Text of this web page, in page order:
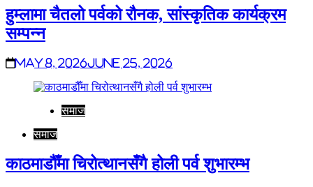
हुम्लामा चैतलो पर्वको रौनक, सांस्कृतिक कार्यक्रम
सम्पन्न
May 8, 2026June 25, 2026
समाज
समाज
काठमाडौँमा चिरोत्थानसँगै होली पर्व शुभारम्भ